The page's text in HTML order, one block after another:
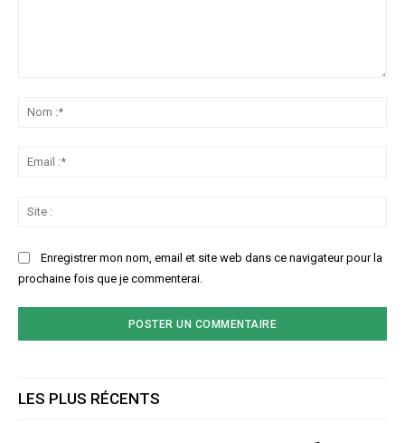
Enregistrer mon nom, email et site web dans ce navigateur pour la
prochaine fois que je commenterai.
LES PLUS RÉCENTS